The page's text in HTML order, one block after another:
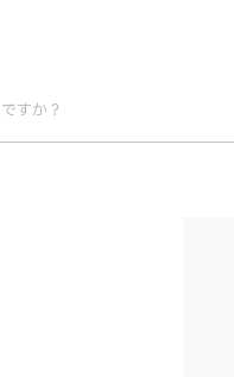
ぴかさん